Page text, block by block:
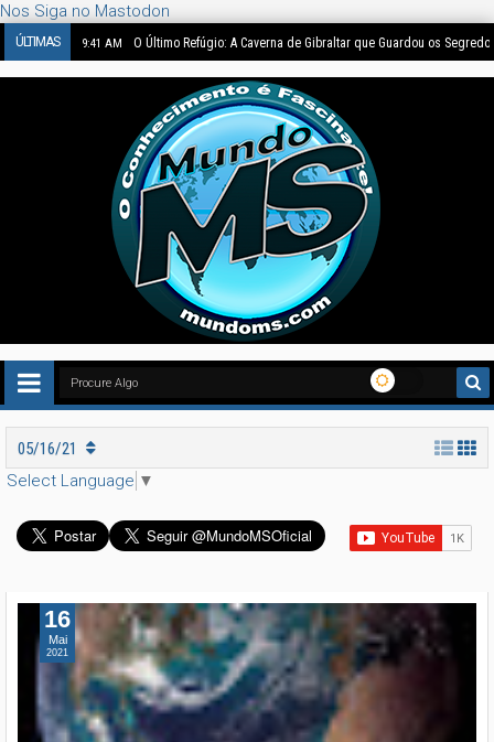
Nos Siga no Mastodon
ÚLTIMAS 9:41 AM O Último Refúgio: A Caverna de Gibraltar que Guardou os
05/16/21
Select Language ▼
16
Mai
2021